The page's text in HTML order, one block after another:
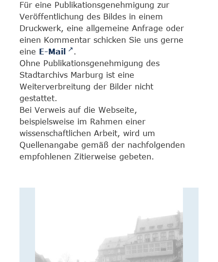
Für eine Publikationsgenehmigung zur
Veröffentlichung des Bildes in einem
Druckwerk, eine allgemeine Anfrage oder
einen Kommentar schicken Sie uns gerne
eine E-Mail
.
Ohne Publikationsgenehmigung des
Stadtarchivs Marburg ist eine
Weiterverbreitung der Bilder nicht
gestattet.
Bei Verweis auf die Webseite,
beispielsweise im Rahmen einer
wissenschaftlichen Arbeit, wird um
Quellenangabe gemäß der nachfolgenden
empfohlenen Zitierweise gebeten.